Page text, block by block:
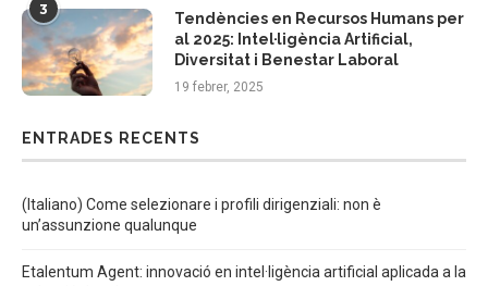
3
Tendències en Recursos Humans per
al 2025: Intel·ligència Artificial,
Diversitat i Benestar Laboral
19 febrer, 2025
ENTRADES RECENTS
(Italiano) Come selezionare i profili dirigenziali: non è
un’assunzione qualunque
Etalentum Agent: innovació en intel·ligència artificial aplicada a la